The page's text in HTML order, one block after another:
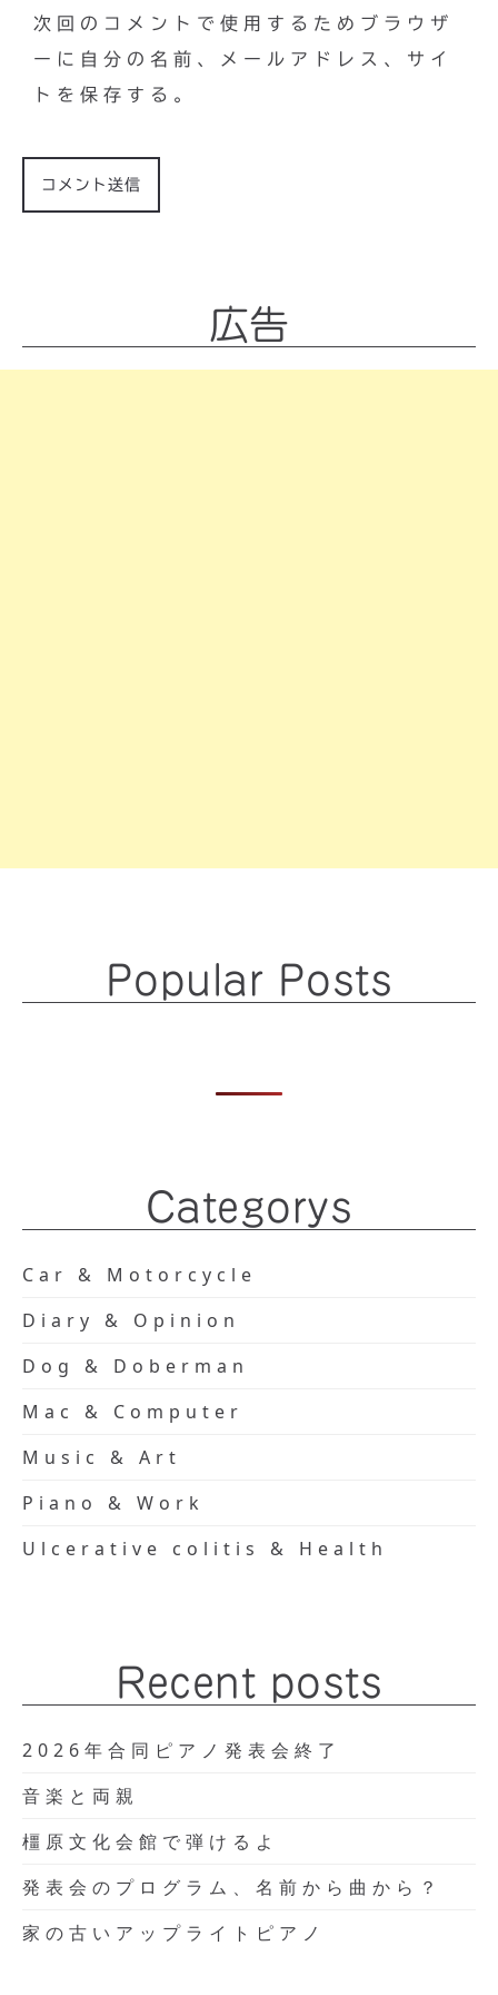
次回のコメントで使用するためブラウザ
ーに自分の名前、メールアドレス、サイ
トを保存する。
広告
Popular Posts
Categorys
Car & Motorcycle
Diary & Opinion
Dog & Doberman
Mac & Computer
Music & Art
Piano & Work
Ulcerative colitis & Health
Recent posts
2026年合同ピアノ発表会終了
音楽と両親
橿原文化会館で弾けるよ
発表会のプログラム、名前から曲から？
家の古いアップライトピアノ